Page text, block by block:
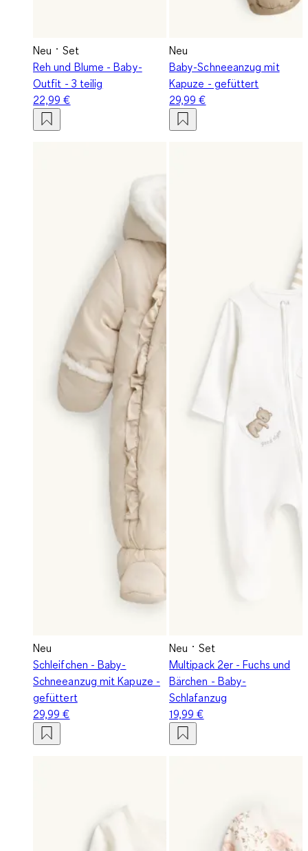
Neu
Set
Reh und Blume - Baby-
Outfit - 3 teilig
22,99 €
Neu
Baby-Schneeanzug mit
Kapuze - gefüttert
29,99 €
Neu
Schleifchen - Baby-
Schneeanzug mit Kapuze -
gefüttert
29,99 €
Neu
Set
Multipack 2er - Fuchs und
Bärchen - Baby-
Schlafanzug
19,99 €